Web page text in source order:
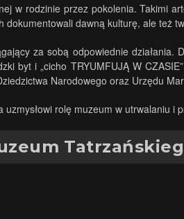
w rodzinie przez pokolenia. Takimi
dawną kulturę, ale też
za sobą odpowiednie działania.
byt i „cicho TRYUMFUJĄ W
Narodowego oraz Urzędu
rolę muzeum w utrwalaniu i